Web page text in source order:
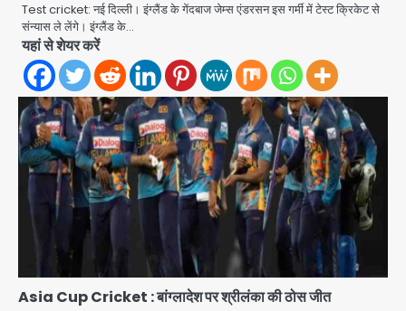
Test cricket: नई दिल्ली। इंग्लैंड के गेंदबाज जेम्स एंडरसन इस गर्मी में टेस्ट क्रिकेट से
संन्यास ले लेंगे। इंग्लैंड के…
यहां से शेयर करें
Asia Cup Cricket : बांग्लादेश पर श्रीलंका की ठोस जीत
2
जागरूकता महाअभियान, डीएम ने की समीक्षा
बैठक
Avinash Kumar
एंटी-बर्गलरी सेल की बड़ी कामयाबी, चोरी के
माल की खरीद-फरोख्त करने वाले गिरोह का
भंडाफोड़
Team JHJ
4
सरकारी भर्ती परीक्षाओं में नकल कराने वाले
अंतरराज्यीय गिरोह का भंडाफोड़, मास्टरमाइंड
समेत 7 गिरफ्तार
Team JHJ